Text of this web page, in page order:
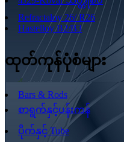
Refractaloy 26/ R26
Hastelloy B2/B3
ထုတ်ကုန်ပုံစံများ
Bars & Rods
စာရွက်နှင့်ပန်းကန်
ပိုက်နှင့် Tube